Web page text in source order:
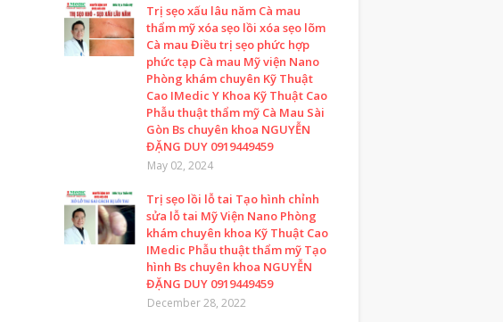
Trị sẹo xấu lâu năm Cà mau
thẩm mỹ xóa sẹo lồi xóa sẹo lõm
Cà mau Điều trị sẹo phức hợp
phức tạp Cà mau Mỹ viện Nano
Phòng khám chuyên Kỹ Thuật
Cao IMedic Y Khoa Kỹ Thuật Cao
Phẫu thuật thẩm mỹ Cà Mau Sài
Gòn Bs chuyên khoa NGUYỄN
ĐẶNG DUY 0919449459
May 02, 2024
Trị sẹo lồi lỗ tai Tạo hình chỉnh
sửa lỗ tai Mỹ Viện Nano Phòng
khám chuyên khoa Kỹ Thuật Cao
IMedic Phẫu thuật thẩm mỹ Tạo
hình Bs chuyên khoa NGUYỄN
ĐẶNG DUY 0919449459
December 28, 2022